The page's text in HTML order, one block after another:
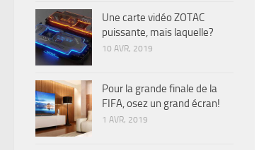
Une carte vidéo ZOTAC
puissante, mais laquelle?
10 AVR, 2019
Pour la grande finale de la
FIFA, osez un grand écran!
1 AVR, 2019